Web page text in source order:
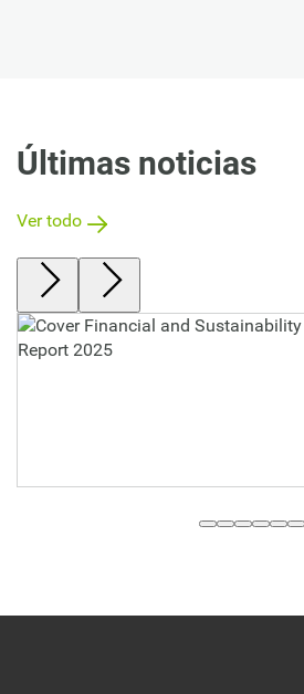
Últimas noticias
Ver todo
Image